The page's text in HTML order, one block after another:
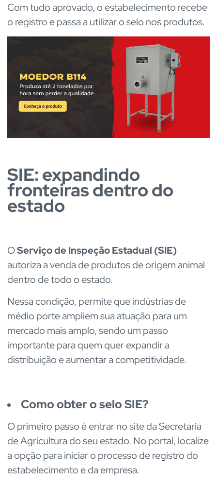
Com tudo aprovado, o estabelecimento recebe
o registro e passa a utilizar o selo nos produtos.
SIE: expandindo
fronteiras dentro do
estado
OServiço de Inspeção Estadual (SIE)
autoriza a venda de produtos de origem animal
dentro de todo o estado.
Nessa condição, permite que indústrias de
médio porte ampliem sua atuação para um
mercado mais amplo, sendo um passo
importante para quem quer expandir a
distribuição e aumentar a competitividade.
Como obter o selo SIE?
O primeiro passo é entrar no site da Secretaria
de Agricultura do seu estado. No portal, localize
a opção para iniciar o processo de registro do
estabelecimento e da empresa.